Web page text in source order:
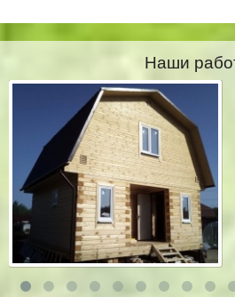
Наши